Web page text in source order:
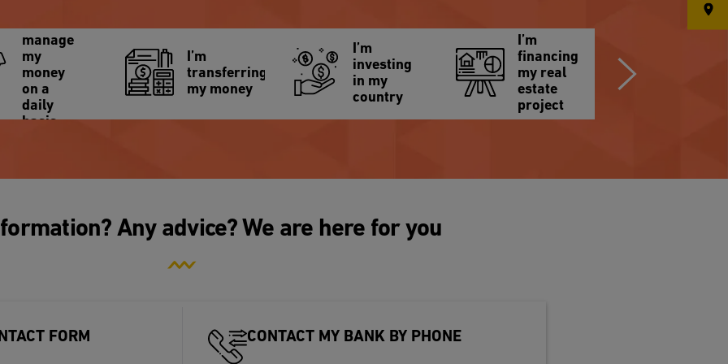
I
manage
my
money
on a
daily
basis
I’m
transferring
my money
I’m
investing
in my
country
I’m
financing
my real
estate
project
Any advice? We are here for you
FORM CONTACT MY BANK BY PHONE